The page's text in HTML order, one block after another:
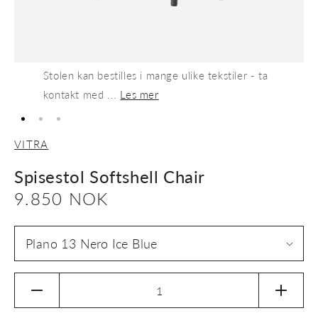
Stolen kan bestilles i mange ulike tekstiler - ta
kontakt med ... Les mer
VITRA
Spisestol Softshell Chair
Vanlig
pris
9.850 NOK
antallet
Øk